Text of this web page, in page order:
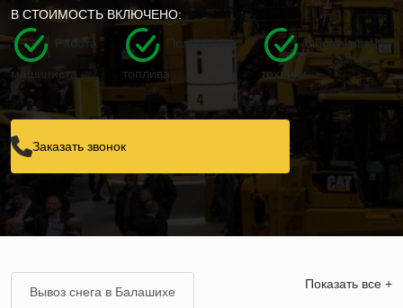
В СТОИМОСТЬ ВКЛЮЧЕНО:
Работа
машиниста
Полный бак
топлива
Обслуживание
техники
Заказать звонок
Вывоз снега в Балашихе
Показать все +